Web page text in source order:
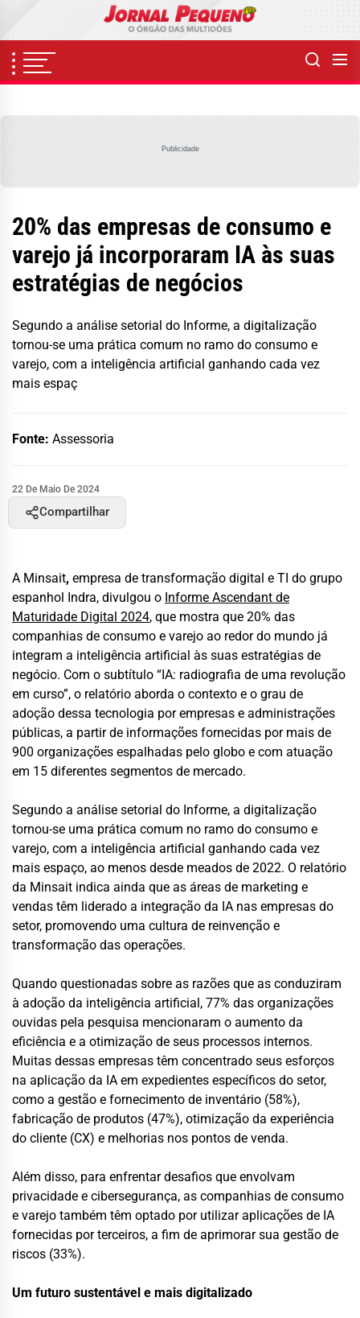
content
Publicidade
20% das empresas de consumo e
varejo já incorporaram IA às suas
estratégias de negócios
Segundo a análise setorial do Informe, a digitalização
tornou-se uma prática comum no ramo do consumo e
varejo, com a inteligência artificial ganhando cada vez
mais espaç
Fonte: Assessoria
22 De Maio De 2024
Compartilhar
A Minsait, empresa de transformação digital e TI do grupo
espanhol Indra, divulgou o Informe Ascendant de
Maturidade Digital 2024, que mostra que 20% das
companhias de consumo e varejo ao redor do mundo já
integram a inteligência artificial às suas estratégias de
negócio. Com o subtítulo “IA: radiografia de uma revolução
em curso”, o relatório aborda o contexto e o grau de
adoção dessa tecnologia por empresas e administrações
públicas, a partir de informações fornecidas por mais de
900 organizações espalhadas pelo globo e com atuação
em 15 diferentes segmentos de mercado.
Segundo a análise setorial do Informe, a digitalização
tornou-se uma prática comum no ramo do consumo e
varejo, com a inteligência artificial ganhando cada vez
mais espaço, ao menos desde meados de 2022. O relatório
da Minsait indica ainda que as áreas de marketing e
vendas têm liderado a integração da IA nas empresas do
setor, promovendo uma cultura de reinvenção e
transformação das operações.
Quando questionadas sobre as razões que as conduziram
à adoção da inteligência artificial, 77% das organizações
ouvidas pela pesquisa mencionaram o aumento da
eficiência e a otimização de seus processos internos.
Muitas dessas empresas têm concentrado seus esforços
na aplicação da IA em expedientes específicos do setor,
como a gestão e fornecimento de inventário (58%),
fabricação de produtos (47%), otimização da experiência
do cliente (CX) e melhorias nos pontos de venda.
Além disso, para enfrentar desafios que envolvam
privacidade e cibersegurança, as companhias de consumo
e varejo também têm optado por utilizar aplicações de IA
fornecidas por terceiros, a fim de aprimorar sua gestão de
riscos (33%).
Um futuro sustentável e mais digitalizado